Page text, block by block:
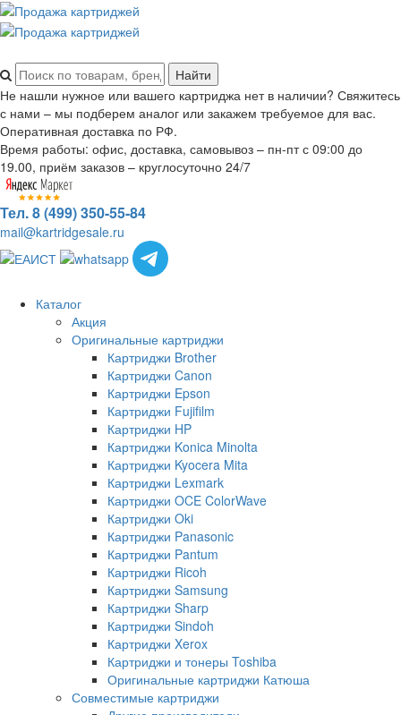
Не нашли нужное или вашего картриджа нет в наличии? Свяжитесь
с нами – мы подберем аналог или закажем требуемое для вас.
Оперативная доставка по РФ.
Время работы: офис, доставка, самовывоз – пн-пт с 09:00 до
19.00, приём заказов – круглосуточно 24/7
Тел. 8 (499) 350-55-84
mail@kartridgesale.ru
Каталог
Акция
Оригинальные картриджи
Картриджи Brother
Картриджи Canon
Картриджи Epson
Картриджи Fujifilm
Картриджи HP
Картриджи Konica Minolta
Картриджи Kyocera Mita
Картриджи Lexmark
Картриджи OCE ColorWave
Картриджи Oki
Картриджи Panasonic
Картриджи Pantum
Картриджи Ricoh
Картриджи Samsung
Картриджи Sharp
Картриджи Sindoh
Картриджи Xerox
Картриджи и тонеры Toshiba
Оригинальные картриджи Катюша
Совместимые картриджи